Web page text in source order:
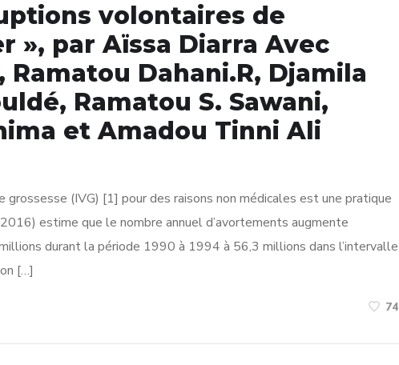
volontaires de
», par Aïssa Diarra Avec
Dahani.R, Djamila
Ramatou S. Sawani,
et Amadou Tinni Ali
grossesse (IVG) [1] pour des raisons non médicales est une pratique
estime que le nombre annuel d’avortements augmente
durant la période 1990 à 1994 à 56,3 millions dans l’intervalle
[…]
74